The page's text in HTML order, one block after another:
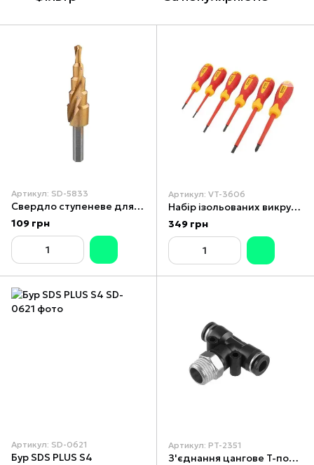
Артикул: SD-5833
Свердло ступеневе для металу спіральне 4-12 мм INTERTOOL SD-5833
109 грн
Артикул: VT-3606
Набір ізольованих викруток 6 од VDE, STORM INTERTOOL VT-3606
349 грн
Артикул: SD-0621
Бур SDS PLUS S4
Артикул: PT-2351
З'єднання цангове T-подібне для поліуретанових та ін. шлангів 6х6мм, 1/4" нар.різа